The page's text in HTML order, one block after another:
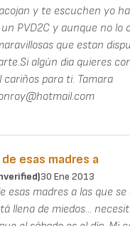
y te escuchen yo
PVD2C y aunque no lo
que estan
algún dia quieres
cariños para ti. Tamara
esas madres a
30 Ene 2013
esas madres a las que
llena de miedos...